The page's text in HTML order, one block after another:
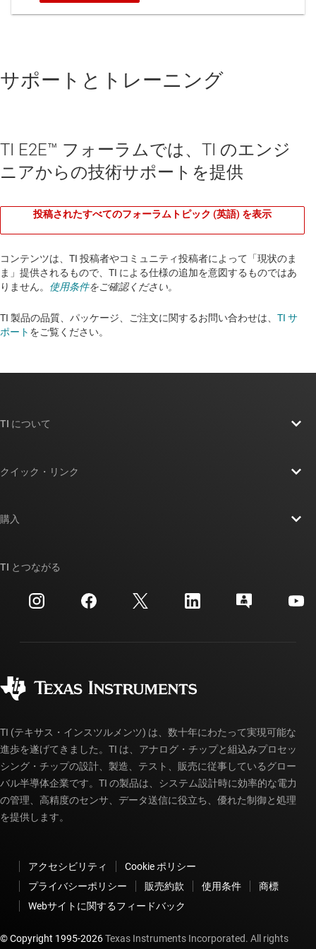
サポートとトレーニング
TI E2E™ フォーラムでは、TI のエンジ
ニアからの技術サポートを提供
投稿されたすべてのフォーラムトピック (英語) を表示
コンテンツは、TI 投稿者やコミュニティ投稿者によって「現状のま
ま」提供されるもので、TI による仕様の追加を意図するものではあ
りません。 使用条件をご確認ください。
TI 製品の品質、パッケージ、ご注文に関するお問い合わせは、 TI サ
ポート をご覧ください。​​​​​​​​​​​​​​
TI について
投資家向け情報
製造
クイック・リンク
クロスリファレンス検索
カスタマー・サポート・センター
myTI アカウントの FAQ
購入
ご注文に関する FAQ
TI とつながる
TI (テキサス・インスツルメンツ) は、数十年にわたって実現可能な
進歩を遂げてきました。TI は、アナログ・チップと組込みプロセッ
シング・チップの設計、製造、テスト、販売に従事しているグロー
バル半導体企業です。TI の製品は、システム設計時に効率的な電力
の管理、高精度のセンサ、データ送信に役立ち、優れた制御と処理
を提供します。
アクセシビリティ
Cookie ポリシー
プライバシーポリシー
販売約款 使用条件
商標
Webサイトに関するフィードバック
© Copyright 1995-2026Texas Instruments Incorporated. All rights